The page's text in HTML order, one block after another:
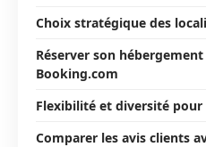
Choix stratégique des
Réserver son
Booking.com
Flexibilité et diversité
Comparer les avis clients